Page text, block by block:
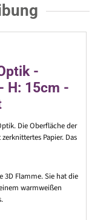
-
H: 15cm -
Die Oberfläche der
Papier. Das
3D Flamme. Sie hat die
warmweißen